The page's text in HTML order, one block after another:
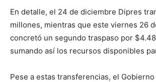
En detalle, el 24 de diciembre Dipres
millones, mientras que este viernes 26
concretó un segundo traspaso por
sumando así los recursos disponibles
Pese a estas transferencias, el